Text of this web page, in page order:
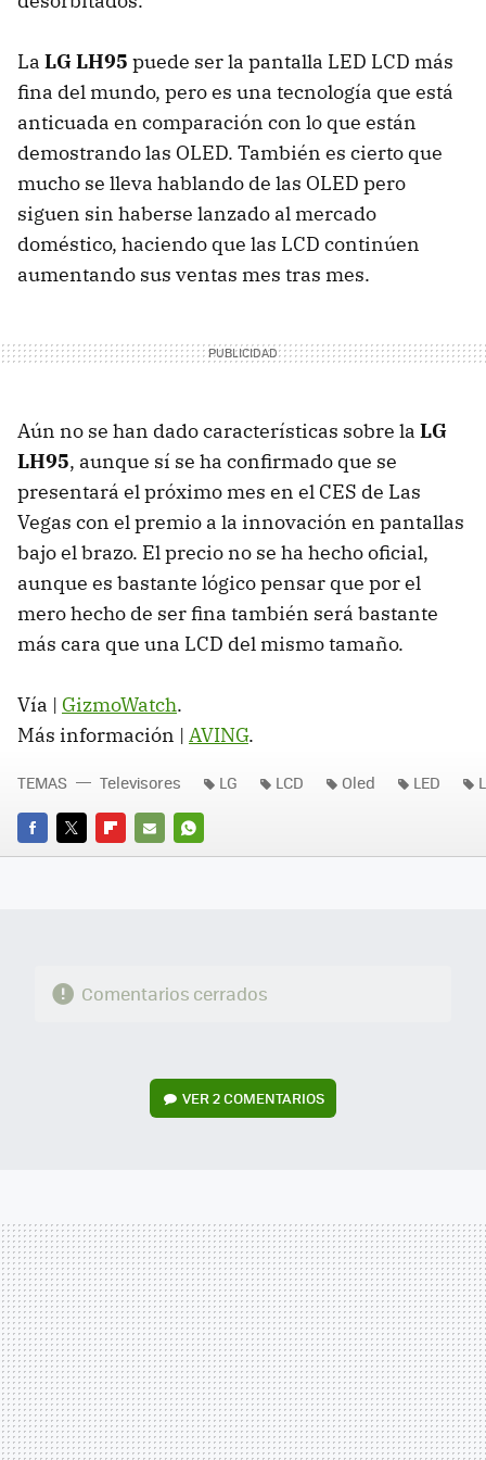
La LG LH95 puede ser la pantalla LED LCD más
fina del mundo, pero es una tecnología que está
anticuada en comparación con lo que están
demostrando las OLED. También es cierto que
mucho se lleva hablando de las OLED pero
siguen sin haberse lanzado al mercado
doméstico, haciendo que las LCD continúen
aumentando sus ventas mes tras mes.
Aún no se han dado características sobre la LG
LH95, aunque sí se ha confirmado que se
presentará el próximo mes en el CES de Las
Vegas con el premio a la innovación en pantallas
bajo el brazo. El precio no se ha hecho oficial,
aunque es bastante lógico pensar que por el
mero hecho de ser fina también será bastante
más cara que una LCD del mismo tamaño.
Vía | GizmoWatch.
Más información | AVING.
FACEBOOK
TWITTERFLIPBOARD
E-
WHATSAPP
TEMAS Televisores LG LCD Oled LED
Comentarios cerrados
VER2 COMENTARIOS